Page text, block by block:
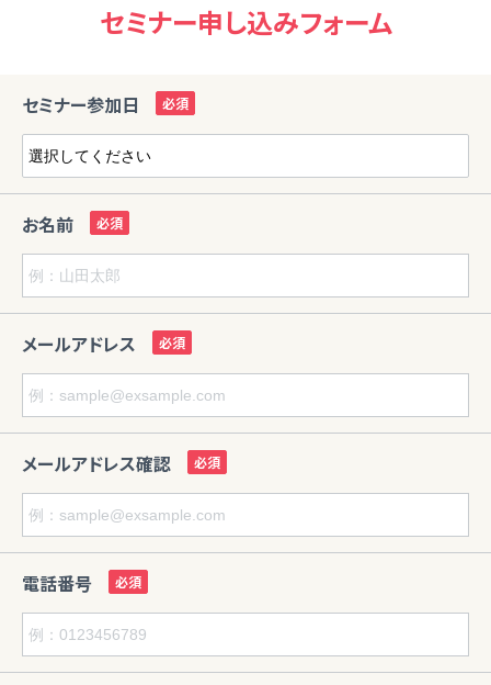
セミナー申し込みフォーム
セミナー参加日
お名前
メールアドレス
メールアドレス確認
電話番号